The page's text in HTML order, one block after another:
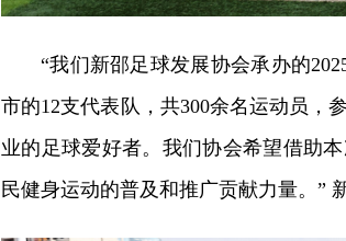
“我们新邵足球发展协会承办的
市的12支代表队，共300余名运动员，
业的足球爱好者。我们协会希望借助
民健身运动的普及和推广贡献力量。”